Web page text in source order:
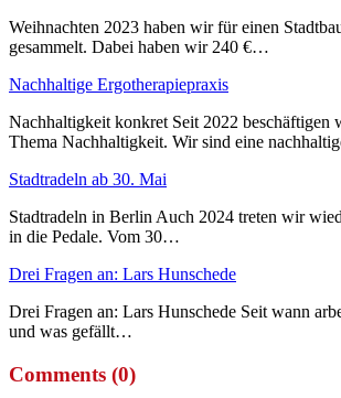
Weihnachten 2023 haben wir für einen
gesammelt. Dabei haben wir 240 €…
Nachhaltige Ergotherapiepraxis
Nachhaltigkeit konkret Seit 2022 beschäftigen
Thema Nachhaltigkeit. Wir sind eine
Stadtradeln ab 30. Mai
Stadtradeln in Berlin Auch 2024 treten wir
in die Pedale. Vom 30…
Drei Fragen an: Lars Hunschede
Drei Fragen an: Lars Hunschede Seit wann
und was gefällt…
Comments (0)